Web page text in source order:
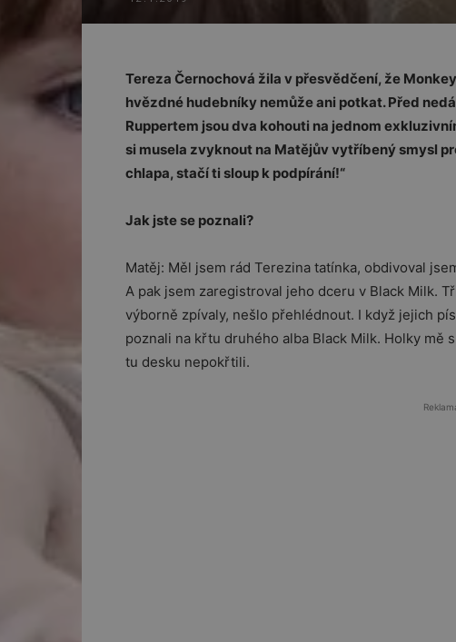
Tereza Černochová žila v přesvědčení, že
hvězdné hudebníky nemůže ani potkat. Před
Ruppertem jsou dva kohouti na jednom
si musela zvyknout na Matějův vytříbený smysl
chlapa, stačí ti sloup k podpírání!“
Jak jste se poznali?
Matěj: Měl jsem rád Terezina tatínka, obdivoval
A pak jsem zaregistroval jeho dceru v Black Milk.
výborně zpívaly, nešlo přehlédnout. I když jejich
poznali na křtu druhého alba Black Milk. Holky mě
tu desku nepokřtili.